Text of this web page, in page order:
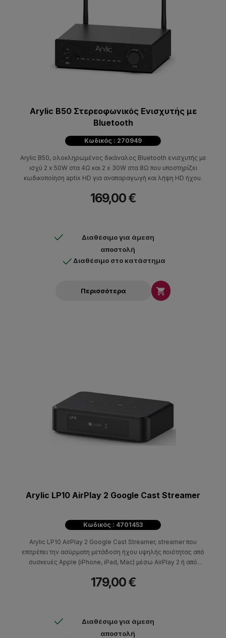
Arylic B50 Στερεοφωνικός Ενισχυτής με
Bluetooth
Κωδικός : 270949
Arylic B50, ολοκληρωμένος δικάναλος Bluetooth ενισχυτής με
ισχύ 2 x 50W στα 4Ω και 2 x 30W στα 8Ω που υποστηρίζει
κωδικοποίηση aptix HD για αναπαραγωγή και λήψη HD ήχου.
169,00 €
Διαθέσιμο για άμεση
αποστολή
Διαθέσιμο στο κατάστημα
Περισσότερα 
Arylic LP10 AirPlay 2 Google Cast Streamer
Κωδικός : 4701453
Arylic LP10 AirPlay 2 Google Cast Streamer, streamer που
επιτρέπει την ασύρματη μετάδοση ήχου υψηλής ποιότητας από
συσκευές Apple (iPhone, iPad, Mac) μέσω AirPlay 2 ή από
σύνδεση με υπάρχοντα ηχοσυστήματα ή ενισχυτές, υποστηρίζει
179,00 €
Διαθέσιμο για άμεση
αποστολή